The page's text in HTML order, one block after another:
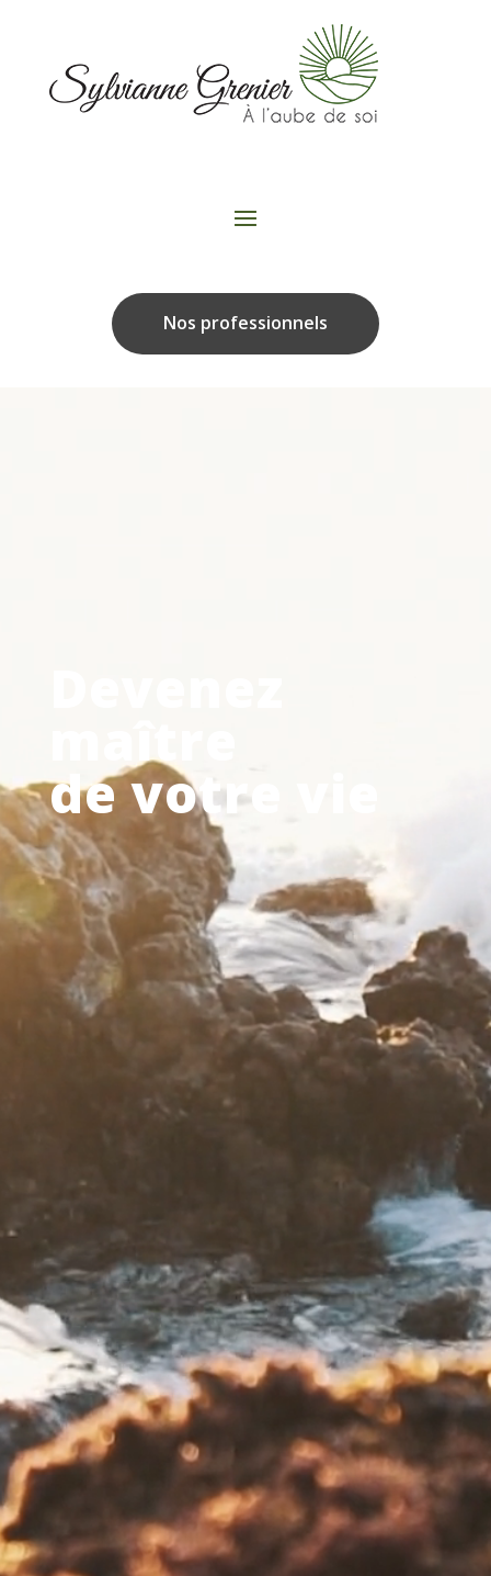
Nos professionnels
maître
de votre vie